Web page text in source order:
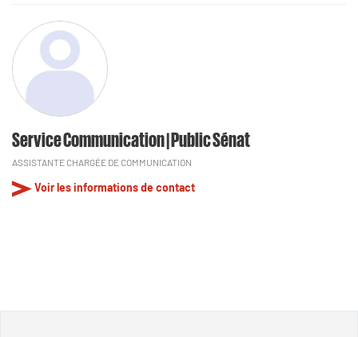
Service Communication | Public Sénat
ASSISTANTE CHARGÉE DE COMMUNICATION
Voir les informations de contact